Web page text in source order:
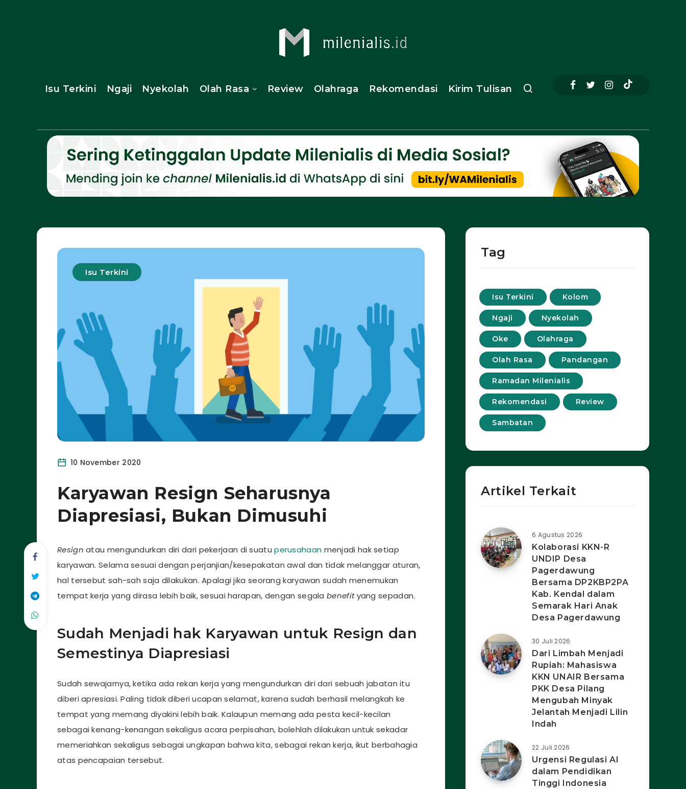
Isu Terkini Ngaji Nyekolah Olah Rasa Review Olahraga Rekomendasi Kirim Tulisan
Isu Terkini
10 November 2020
Karyawan Resign Seharusnya
Diapresiasi, Bukan Dimusuhi
Resign atau mengundurkan diri dari pekerjaan di suatuperusahaan menjadi hak setiap
karyawan. Selama sesuai dengan perjanjian/kesepakatan awal dan tidak melanggar aturan,
hal tersebut sah-sah saja dilakukan. Apalagi jika seorang karyawan sudah menemukan
tempat kerja yang dirasa lebih baik, sesuai harapan, dengan segalabenefityang sepadan.
Sudah Menjadi hak Karyawan untuk Resign dan
Semestinya Diapresiasi
Sudah sewajarnya, ketika ada rekan kerja yang mengundurkan diri dari sebuah jabatan itu
diberi apresiasi. Paling tidak diberi ucapan selamat, karena sudah berhasil melangkah ke
tempat yang memang diyakini lebih baik. Kalaupun memang ada pesta kecil-kecilan
sebagai kenang-kenangan sekaligus acara perpisahan, bolehlah dilakukan untuk sekadar
memeriahkan sekaligus sebagai ungkapan bahwa kita, sebagai rekan kerja, ikut berbahagia
atas pencapaian tersebut.
Tag
Isu Terkini Kolom
Ngaji Nyekolah
Oke Olahraga
Olah Rasa Pandangan
Ramadan Milenialis
Rekomendasi Review
Sambatan
Artikel Terkait
6 Agustus 2026
Kolaborasi KKN-R
UNDIP Desa
Pagerdawung
Bersama DP2KBP2PA
Kab. Kendal dalam
Semarak Hari Anak
Desa Pagerdawung
30 Juli 2026
Dari Limbah Menjadi
Rupiah: Mahasiswa
KKN UNAIR Bersama
PKK Desa Pilang
Mengubah Minyak
Jelantah Menjadi Lilin
Indah
22 Juli 2026
Urgensi Regulasi AI
dalam Pendidikan
Tinggi Indonesia